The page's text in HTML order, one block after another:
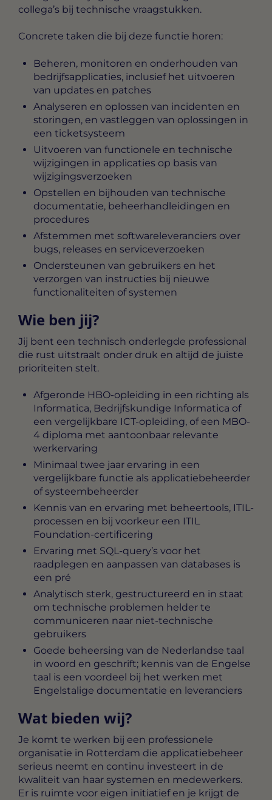
collega’s bij technische vraagstukken.
Concrete taken die bij deze functie horen:
Beheren, monitoren en onderhouden van
bedrijfsapplicaties, inclusief het uitvoeren
van updates en patches
Analyseren en oplossen van incidenten en
storingen, en vastleggen van oplossingen in
een ticketsysteem
Uitvoeren van functionele en technische
wijzigingen in applicaties op basis van
wijzigingsverzoeken
Opstellen en bijhouden van technische
documentatie, beheerhandleidingen en
procedures
Afstemmen met softwareleveranciers over
bugs, releases en serviceverzoeken
Ondersteunen van gebruikers en het
verzorgen van instructies bij nieuwe
functionaliteiten of systemen
Wie ben jij?
Jij bent een technisch onderlegde professional
die rust uitstraalt onder druk en altijd de juiste
prioriteiten stelt.
Afgeronde HBO-opleiding in een richting als
Informatica, Bedrijfskundige Informatica of
een vergelijkbare ICT-opleiding, of een MBO-
4 diploma met aantoonbaar relevante
werkervaring
Minimaal twee jaar ervaring in een
vergelijkbare functie als applicatiebeheerder
of systeembeheerder
Kennis van en ervaring met beheertools, ITIL-
processen en bij voorkeur een ITIL
Foundation-certificering
Ervaring met SQL-query’s voor het
raadplegen en aanpassen van databases is
een pré
Analytisch sterk, gestructureerd en in staat
om technische problemen helder te
communiceren naar niet-technische
gebruikers
Goede beheersing van de Nederlandse taal
in woord en geschrift; kennis van de Engelse
taal is een voordeel bij het werken met
Engelstalige documentatie en leveranciers
Wat bieden wij?
Je komt te werken bij een professionele
organisatie in Rotterdam die applicatiebeheer
serieus neemt en continu investeert in de
kwaliteit van haar systemen en medewerkers.
Er is ruimte voor eigen initiatief en je krijgt de